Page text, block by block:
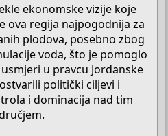
ekonomske vizije koje
ova regija najpogodnija za
plodova, posebno zbog
voda, što je pomoglo
u pravcu Jordanske
politički ciljevi i
i dominacija nad tim